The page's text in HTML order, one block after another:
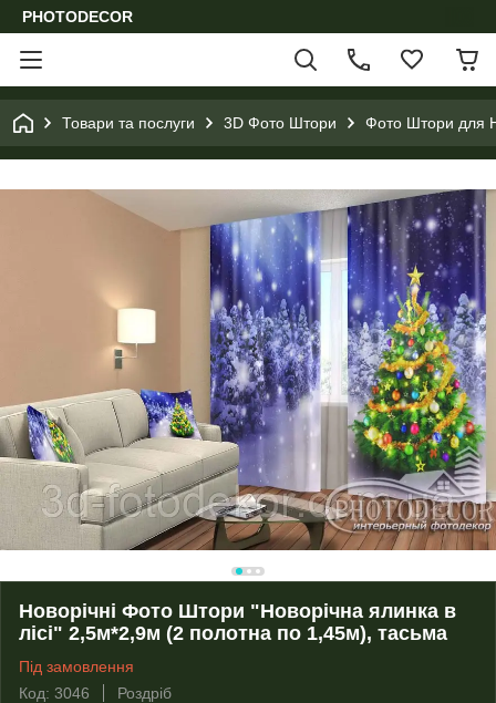
PHOTODECOR
Товари та послуги 3D Фото Штори Фото Штори для
Новорічні Фото Штори "Новорічна ялинка в
лісі" 2,5м*2,9м (2 полотна по 1,45м), тасьма
Під замовлення
Код: 3046
Роздріб